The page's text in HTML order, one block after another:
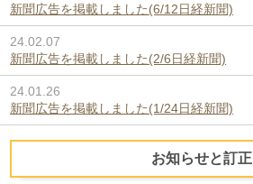
新聞広告を掲載しました(6/12日経新聞)
24.02.07
新聞広告を掲載しました(2/6日経新聞)
24.01.26
新聞広告を掲載しました(1/24日経新聞)
お知らせと訂正